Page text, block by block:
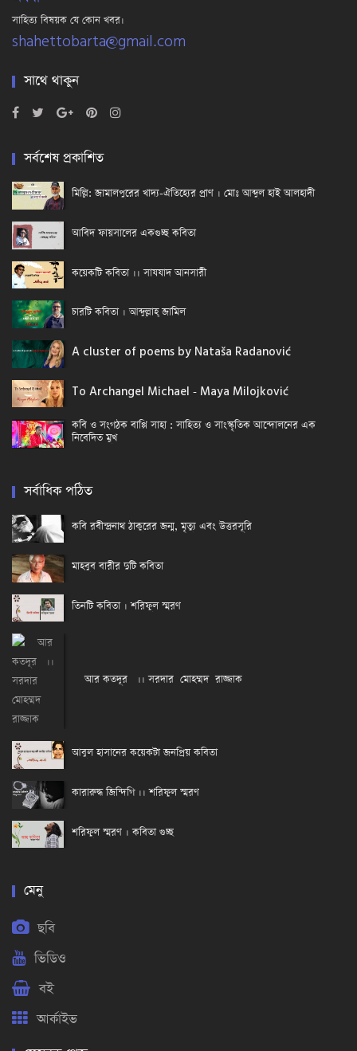
সাহিত্য বিষয়ক যে কোন খবর।
shahettobarta@gmail.com
সাথে থাকুন
সর্বশেষ প্রকাশিত
মিল্লি: জামালপুরের খাদ্য-ঐতিহ্যের প্রাণ । মোঃ আব্দুল হাই আলহাদী
আবিদ ফায়সালের একগুচ্ছ কবিতা
কয়েকটি কবিতা ।। সাযযাদ আনসারী
চারটি কবিতা । আব্দুল্লাহ্ জামিল
A cluster of poems by Nataša Radanović
To Archangel Michael - Maya Milojković
কবি ও সংগঠক বাপ্পি সাহা : সাহিত্য ও সাংস্কৃতিক আন্দোলনের এক
নিবেদিত মুখ
সর্বাধিক পঠিত
কবি রবীন্দ্রনাথ ঠাকুরের জন্ম, মৃত্যু এবং উত্তরসূরি
মাহবুব বারীর দুটি কবিতা
তিনটি কবিতা । শরিফুল স্মরণ
আর কতদূর ।। সরদার মোহম্মদ রাজ্জাক
আবুল হাসানের কয়েকটা জনপ্রিয় কবিতা
কারারুদ্ধ জিন্দিগি ।। শরিফুল স্মরণ
শরিফুল স্মরণ । কবিতা গুচ্ছ
মেনু
ছবি
ভিডিও
বই
আর্কাইভ